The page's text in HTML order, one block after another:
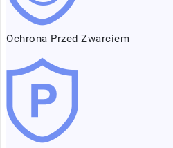
Ochrona Przed Zwarciem